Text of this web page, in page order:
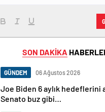
SON DAKİKA
GÜNDEM 06 Ağustos 2026
Joe Biden 6 aylık hedeflerini
Senato buz gibi…